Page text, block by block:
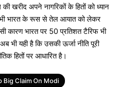
खरीद अपने नागरिकों के हितों को ध्यान
भारत के रूस से तेल आयात को लेकर
कारण भारत पर 50 प्रतिशत टैरिफ भी
भी यही है कि उसकी ऊर्जा नीति पूरी
हितों पर आधारित है।
Big Claim On Modi